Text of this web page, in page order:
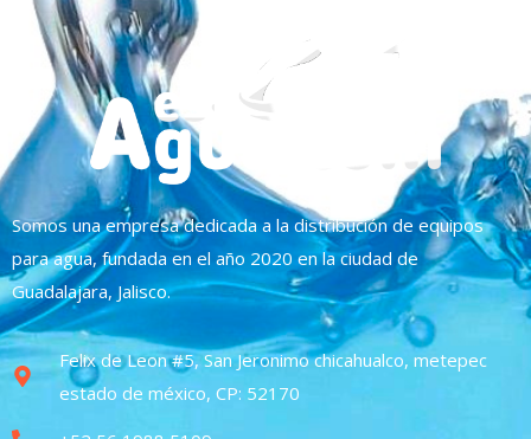
Somos una empresa dedicada a la distribución de equipos
para agua, fundada en el año 2020 en la ciudad de
Guadalajara, Jalisco.
Felix de Leon #5, San Jeronimo chicahualco, metepec
estado de méxico, CP: 52170